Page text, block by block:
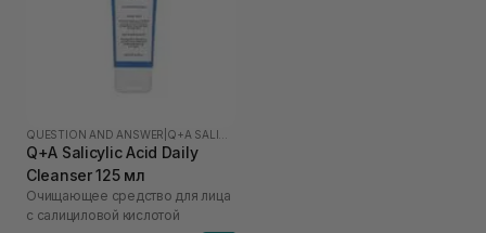
QUESTION AND ANSWER
Q+A Salicylic Acid Daily
Cleanser 125 мл
Очищающее средство для лица
с салициловой кислотой